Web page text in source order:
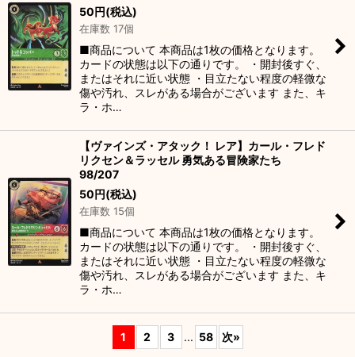
50円(税込)
在庫数 17個
■商品について 本商品は1枚の価格となります。
カードの状態は以下の通りです。 ・開封後すぐ、
またはそれに近い状態 ・目立たない程度の軽微な
傷や汚れ、スレがある場合がございます また、キ
ラ・ホ…
【ヴァインズ・アタック！ レア】カール・フレド
リクセン＆ラッセル 勇気ある冒険家たち
98/207
50円(税込)
在庫数 15個
■商品について 本商品は1枚の価格となります。
カードの状態は以下の通りです。 ・開封後すぐ、
またはそれに近い状態 ・目立たない程度の軽微な
傷や汚れ、スレがある場合がございます また、キ
ラ・ホ…
1 2 3 ... 58 次»